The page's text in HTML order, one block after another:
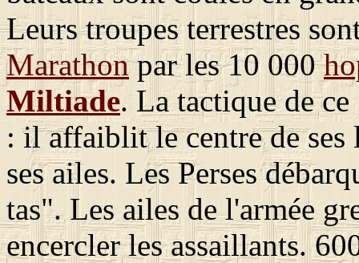
Leurs troupes terrestres
Marathonpar les 10 000
Miltiade. La tactique de
: il affaiblit le centre de ses
ses ailes. Les Perses
tas". Les ailes de l'armée
encercler les assaillants.